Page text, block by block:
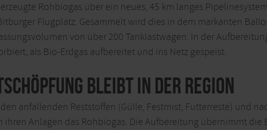
Rohbiogas über ein neues, 45 km langes
Flugplatz. Gesammelt wird dies in dem markanten
von über 200 Tanklastwagen. In der
als Bio-Erdgas aufbereitet und ins Netz gespeist.
bleibt in der Region
anfallenden Reststoffen (Gülle, Festmist, Futterreste) und
ihren Anlagen das Rohbiogas. Die Aufbereitung übernimmt die